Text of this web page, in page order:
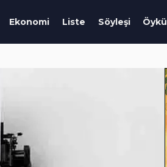
Ekonomi Liste Söyleşi Öykü